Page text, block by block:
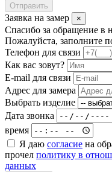
Отправить
Заявка на замер ×
Спасибо за обращение в
Пожалуйста, заполните
Телефон для связи
Как вас зовут?
E-mail для связи
Адрес для замера
Выбрать изделие
Дата звонка
время
Я даю согласие на
прочел политику в
данных